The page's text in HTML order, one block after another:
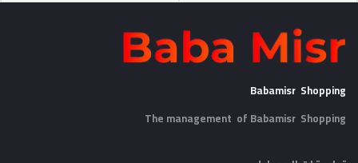
Babamisr Shopping
The management of Babamisr Shopping